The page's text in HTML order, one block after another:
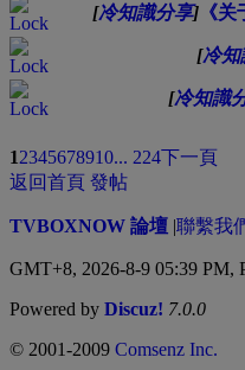
[冷知識分享]《关
[冷知
[冷知識
12345678910... 224下一頁
返回首頁 發帖
TVBOXNOW 論壇 |聯繫我
GMT+8, 2026-8-9 05:39 PM,
Powered by Discuz! 7.0.0
© 2001-2009 Comsenz Inc.